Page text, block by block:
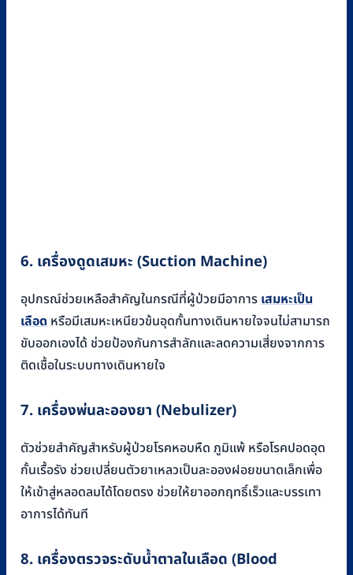
6. เครื่องดูดเสมหะ (Suction Machine)
อุปกรณ์ช่วยเหลือสำคัญในกรณีที่ผู้ป่วยมีอาการเสมหะเป็น
เลือด หรือมีเสมหะเหนียวข้นอุดกั้นทางเดินหายใจจนไม่สามารถ
ขับออกเองได้ ช่วยป้องกันการสำลักและลดความเสี่ยงจากการ
ติดเชื้อในระบบทางเดินหายใจ
7. เครื่องพ่นละอองยา (Nebulizer)
ตัวช่วยสำคัญสำหรับผู้ป่วยโรคหอบหืด ภูมิแพ้ หรือโรคปอดอุด
กั้นเรื้อรัง ช่วยเปลี่ยนตัวยาเหลวเป็นละอองฝอยขนาดเล็กเพื่อ
ให้เข้าสู่หลอดลมได้โดยตรง ช่วยให้ยาออกฤทธิ์เร็วและบรรเทา
อาการได้ทันที
8. เครื่องตรวจระดับน้ำตาลในเลือด (Blood